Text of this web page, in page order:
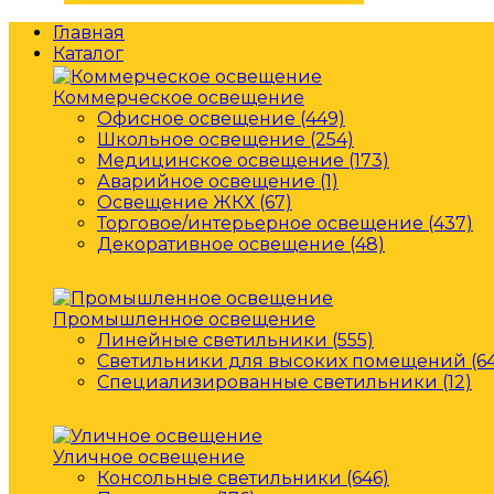
Главная
Каталог
Коммерческое освещение
Офисное освещение (449)
Школьное освещение (254)
Медицинское освещение (173)
Аварийное освещение (1)
Освещение ЖКХ (67)
Торговое/интерьерное освещение (437)
Декоративное освещение (48)
Промышленное освещение
Линейные светильники (555)
Светильники для высоких помещений
Специализированные светильники (12)
Уличное освещение
Консольные светильники (646)